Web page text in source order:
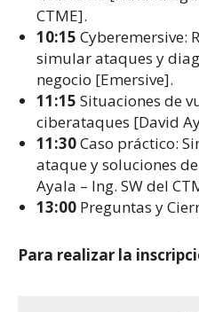
CTME].
10:15 Cyberemersive:
simular ataques y
negocio [Emersive].
11:15 Situaciones de
ciberataques [David
11:30Caso práctico:
ataque y soluciones
Ayala – Ing. SW del
13:00 Preguntas y
Para realizar la